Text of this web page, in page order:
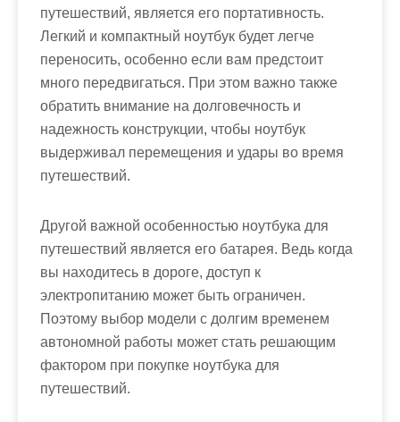
путешествий, является его портативность.
Легкий и компактный ноутбук будет легче
переносить, особенно если вам предстоит
много передвигаться. При этом важно также
обратить внимание на долговечность и
надежность конструкции, чтобы ноутбук
выдерживал перемещения и удары во время
путешествий.
Другой важной особенностью ноутбука для
путешествий является его батарея. Ведь когда
вы находитесь в дороге, доступ к
электропитанию может быть ограничен.
Поэтому выбор модели с долгим временем
автономной работы может стать решающим
фактором при покупке ноутбука для
путешествий.